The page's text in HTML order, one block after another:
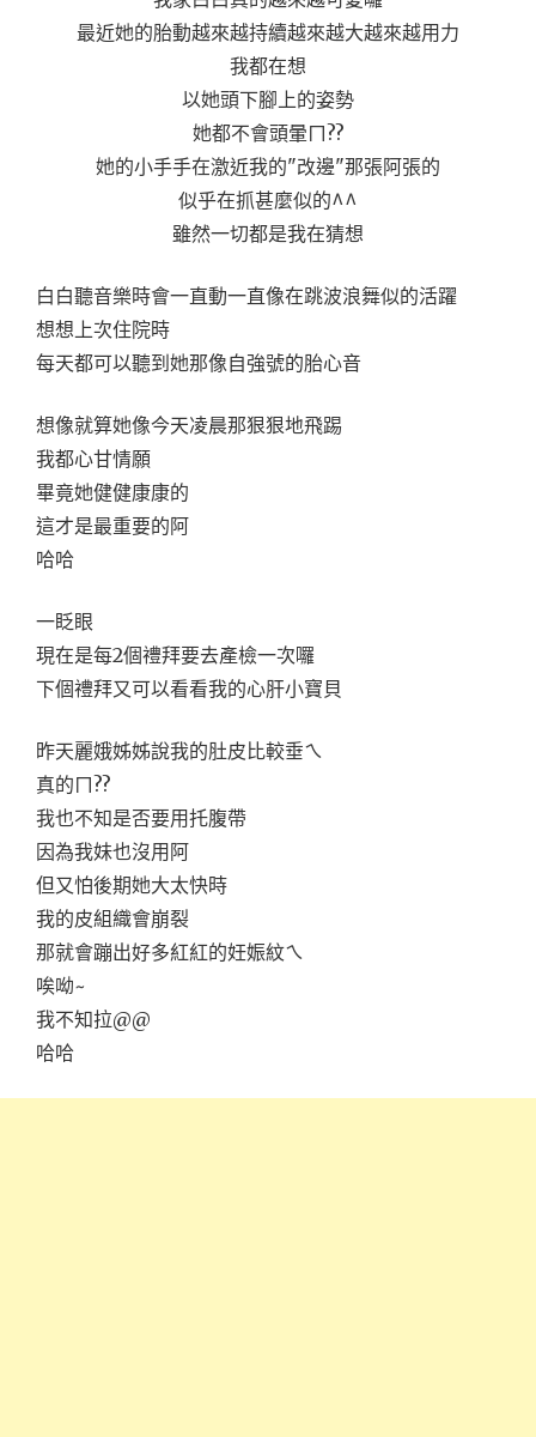
最近她的胎動越來越持續越來越大越來越用力
我都在想
以她頭下腳上的姿勢
她都不會頭暈ㄇ??
她的小手手在激近我的"改邊"那張阿張的
似乎在抓甚麼似的^^
雖然一切都是我在猜想
白白聽音樂時會一直動一直像在跳波浪舞似的活躍
想想上次住院時
每天都可以聽到她那像自強號的胎心音
想像就算她像今天凌晨那狠狠地飛踢
我都心甘情願
畢竟她健健康康的
這才是最重要的阿
哈哈
一眨眼
現在是每2個禮拜要去產檢一次囉
下個禮拜又可以看看我的心肝小寶貝
昨天麗娥姊姊說我的肚皮比較垂ㄟ
真的ㄇ??
我也不知是否要用托腹帶
因為我妹也沒用阿
但又怕後期她大太快時
我的皮組織會崩裂
那就會蹦出好多紅紅的妊娠紋ㄟ
唉呦~
我不知拉@@
哈哈